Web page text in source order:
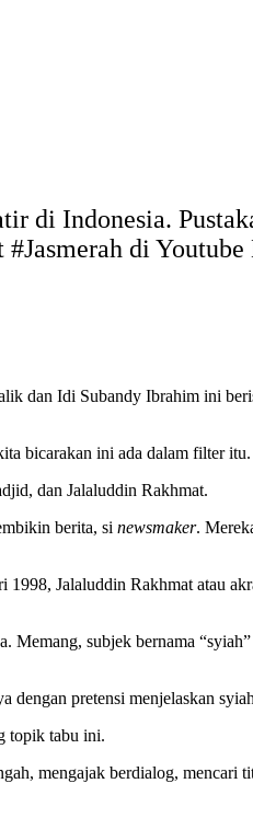
di Indonesia.
di
dan Idi Subandy Ibrahim ini
bicarakan ini ada dalam filter itu.
dan Jalaluddin Rakhmat.
berita, si newsmaker.
1998, Jalaluddin Rakhmat atau
subjek bernama
pretensi menjelaskan
topik tabu ini.
mengajak berdialog,